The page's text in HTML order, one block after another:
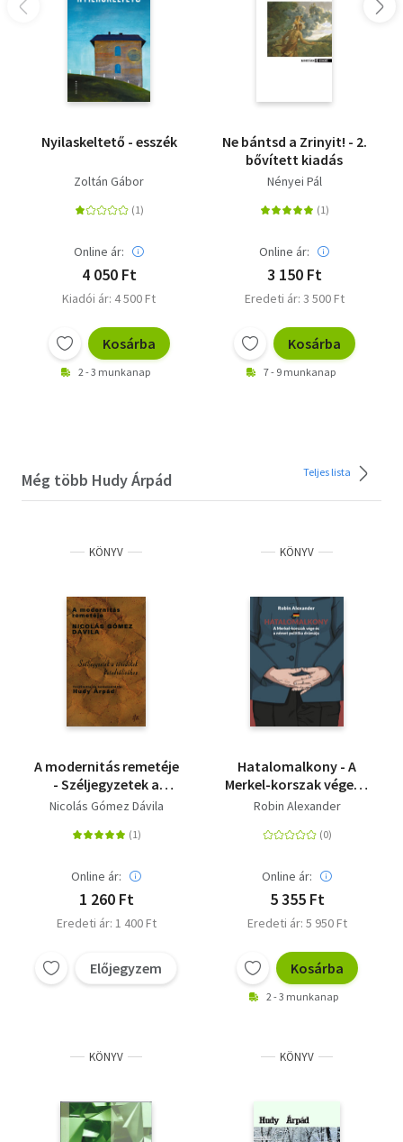
Nyilaskeltető - esszék
Zoltán Gábor
Online ár:
4 050 Ft
Kiadói ár: 4 500 Ft
Kosárba
2 - 3 munkanap
Ne bántsd a Zrinyit! - 2.
bővített kiadás
Nényei Pál
Online ár:
3 150 Ft
Eredeti ár: 3 500 Ft
Kosárba
7 - 9 munkanap
Még több Hudy Árpád Teljes lista
KÖNYV
A modernitás remetéje
- Széljegyzetek a
töredékek
Nicolás Gómez Dávila
Online ár:
1 260 Ft
Eredeti ár: 1 400 Ft
Előjegyzem
KÖNYV
Hatalomalkony - A
Merkel-korszak vége és
a német politika
Robin Alexander
Online ár:
5 355 Ft
Eredeti ár: 5 950 Ft
Kosárba
2 - 3 munkanap
KÖNYV KÖNYV